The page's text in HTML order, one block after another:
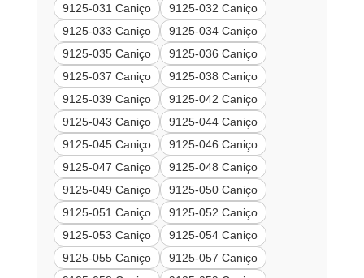
9125-031 Caniço
9125-032 Caniço
9125-033 Caniço
9125-034 Caniço
9125-035 Caniço
9125-036 Caniço
9125-037 Caniço
9125-038 Caniço
9125-039 Caniço
9125-042 Caniço
9125-043 Caniço
9125-044 Caniço
9125-045 Caniço
9125-046 Caniço
9125-047 Caniço
9125-048 Caniço
9125-049 Caniço
9125-050 Caniço
9125-051 Caniço
9125-052 Caniço
9125-053 Caniço
9125-054 Caniço
9125-055 Caniço
9125-057 Caniço